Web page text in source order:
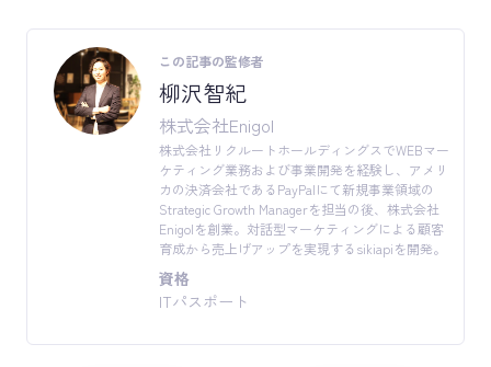
この記事の監修者
柳沢智紀
株式会社Enigol
株式会社リクルートホールディングスでWEBマー
ケティング業務および事業開発を経験し、アメリ
カの決済会社であるPayPalにて新規事業領域の
Strategic Growth Managerを担当の後、株式会社
Enigolを創業。対話型マーケティングによる顧客
育成から売上げアップを実現するsikiapiを開発。
資格
ITパスポート